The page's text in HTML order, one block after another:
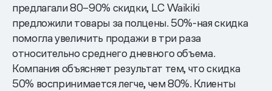
предлагали 80–90% скидки, LC Waikiki
предложили товары за полцены. 50%-ная скидка
помогла увеличить продажи в три раза
относительно среднего дневного объема.
Компания объясняет результат тем, что скидка
50% воспринимается легче, чем 80%. Клиенты